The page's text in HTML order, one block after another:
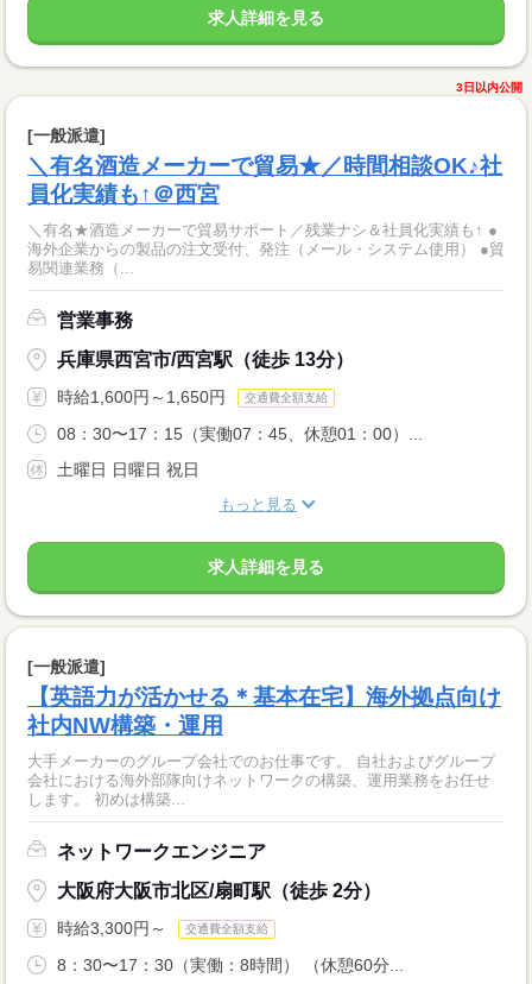
求人詳細を見る
3日以内公開
[一般派遣]
＼有名酒造メーカーで貿易★／時間相談OK♪社
員化実績も↑＠西宮
＼有名★酒造メーカーで貿易サポート／残業ナシ＆社員化実績も↑ ●
海外企業からの製品の注文受付、発注（メール・システム使用） ●貿
易関連業務（...
営業事務
兵庫県西宮市/西宮駅（徒歩 13分）
時給1,600円～1,650円 交通費全額支給
08：30〜17：15（実働07：45、休憩01：00）...
土曜日 日曜日 祝日
もっと見る
求人詳細を見る
[一般派遣]
【英語力が活かせる＊基本在宅】海外拠点向け
社内NW構築・運用
大手メーカーのグループ会社でのお仕事です。 自社およびグループ
会社における海外部隊向けネットワークの構築、運用業務をお任せ
します。 初めは構築...
ネットワークエンジニア
大阪府大阪市北区/扇町駅（徒歩 2分）
時給3,300円～ 交通費全額支給
8：30〜17：30（実働：8時間） （休憩60分...